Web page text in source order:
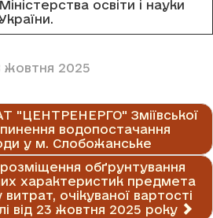
Мiнicтepcтвa ocвiти i нaуки
жовтня 2025
ПАТ "ЦЕНТРЕНЕРГО" Зміївської
водопостачання
у м. Слобожанське
обґрунтування
характеристик предмета
витрат, очікуваної вартості
від 23 жовтня 2025 року